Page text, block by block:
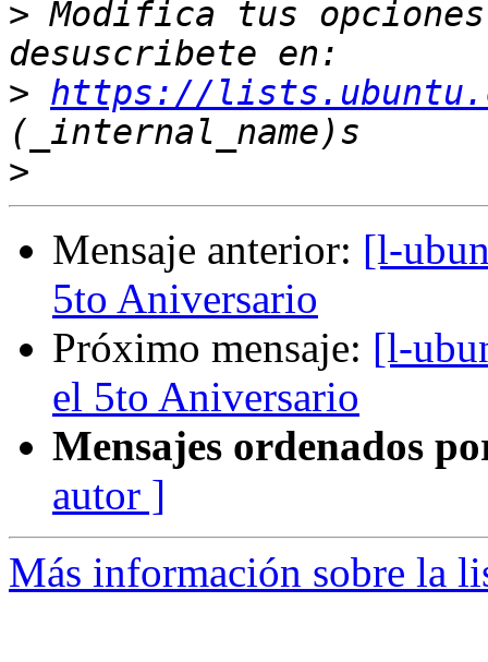
> Modifica tus
> https://
>
Mensaje anterior: [l-
5to Aniversario
Próximo mensaje: [l-
el 5to Aniversario
Mensajes ordenados
autor ]
Más información sobre la